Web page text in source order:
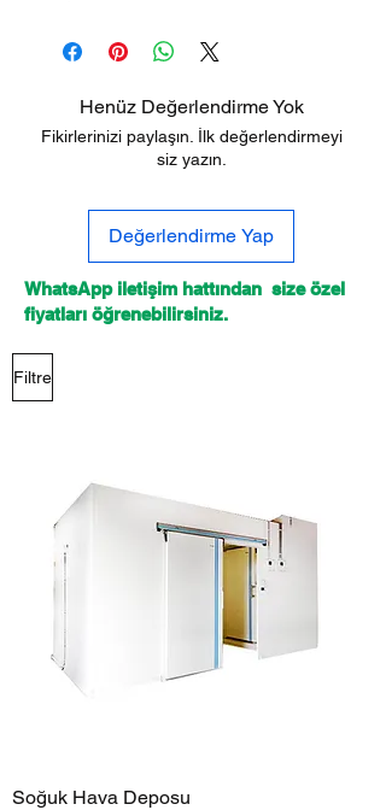
Henüz Değerlendirme Yok
Fikirlerinizi paylaşın. İlk değerlendirmeyi
siz yazın.
Değerlendirme Yap
WhatsApp iletişim hattından size özel
fiyatları öğrenebilirsiniz.
Filtre
Soğuk Hava Deposu